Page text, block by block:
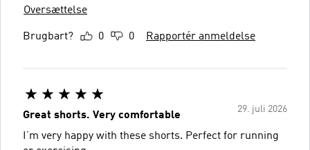
Oversættelse
Brugbart? 0 0 Rapportér anmeldelse
29. juli 2026
Great shorts. Very comfortable
I’m very happy with these shorts. Perfect for running